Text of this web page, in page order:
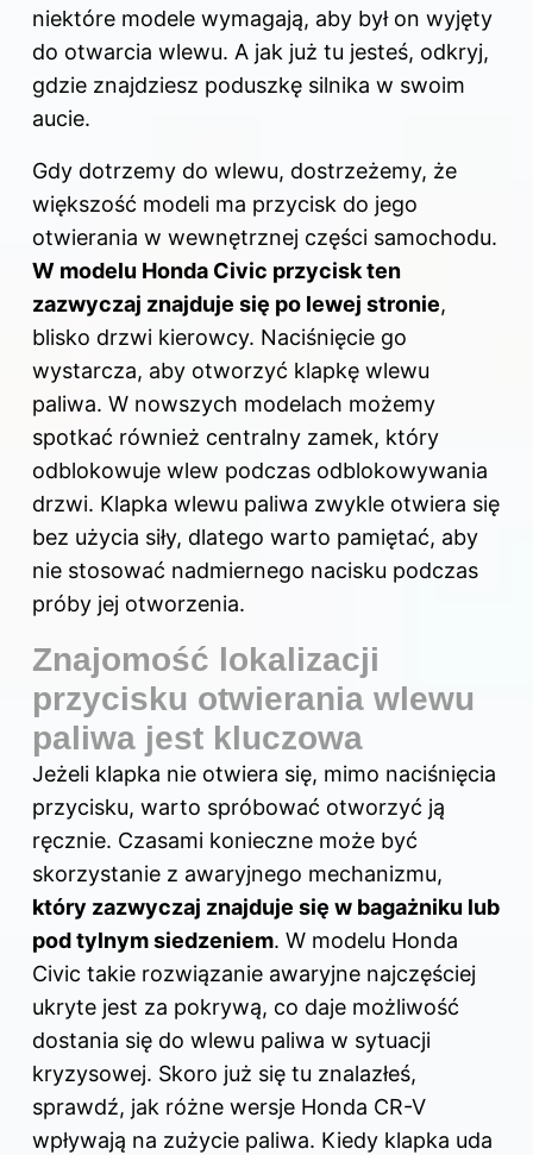
niektóre modele wymagają, aby był on wyjęty
do otwarcia wlewu. A jak już tu jesteś, odkryj,
gdzie znajdziesz poduszkę silnika w swoim
aucie.
Gdy dotrzemy do wlewu, dostrzeżemy, że
większość modeli ma przycisk do jego
otwierania w wewnętrznej części samochodu.
W modelu Honda Civic przycisk ten
zazwyczaj znajduje się po lewej stronie,
blisko drzwi kierowcy. Naciśnięcie go
wystarcza, aby otworzyć klapkę wlewu
paliwa. W nowszych modelach możemy
spotkać również centralny zamek, który
odblokowuje wlew podczas odblokowywania
drzwi. Klapka wlewu paliwa zwykle otwiera się
bez użycia siły, dlatego warto pamiętać, aby
nie stosować nadmiernego nacisku podczas
próby jej otworzenia.
Znajomość lokalizacji
przycisku otwierania wlewu
paliwa jest kluczowa
Jeżeli klapka nie otwiera się, mimo naciśnięcia
przycisku, warto spróbować otworzyć ją
ręcznie. Czasami konieczne może być
skorzystanie z awaryjnego mechanizmu,
który zazwyczaj znajduje się w bagażniku lub
pod tylnym siedzeniem. W modelu Honda
Civic takie rozwiązanie awaryjne najczęściej
ukryte jest za pokrywą, co daje możliwość
dostania się do wlewu paliwa w sytuacji
kryzysowej. Skoro już się tu znalazłeś,
sprawdź, jak różne wersje Honda CR-V
wpływają na zużycie paliwa. Kiedy klapka uda